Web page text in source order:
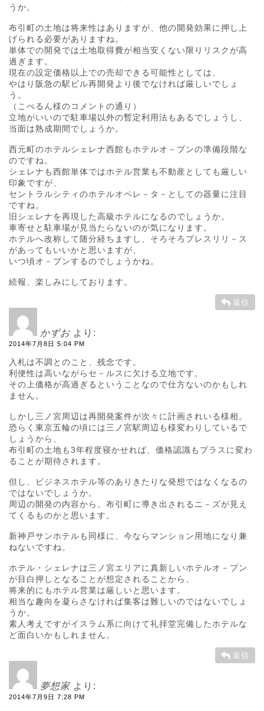
うか。
布引町の土地は将来性はありますが、他の開発効果に押し上
げられる必要がありますね。
単体での開発では土地取得費が相当安くない限りリスクが高
過ぎます。
現在の設定価格以上での売却できる可能性としては、
やはり阪急の駅ビル再開発より後でなければ厳しいでしょ
う。
（こべるん様のコメントの通り）
立地がいいので駐車場以外の暫定利用法もあるでしょうし、
当面は熟成期間でしょうか。
西元町のホテルシェレナ西館もホテルオ－プンの準備段階な
のですね。
シェレナも西館単体ではホテル営業も不動産としても厳しい
印象ですが、
セントラルシティのホテルオペレ－タ－としての器量に注目
ですね。
旧シェレナを再現した高級ホテルになるのでしょうか。
車寄せと駐車場が見当たらないのが気になります。
ホテルへ改称して随分経ちますし、そろそろプレスリリ－ス
があってもいいかと思いますが、
いつ頃オ－プンするのでしょうかね。
続報、楽しみにしております。
返信
かずお より:
2014年7月8日 5:04 PM
入札は不調とのこと、残念です。
利便性は高いながらセ－ルスに欠ける立地です。
その上価格が高過ぎるということなので仕方ないのかもしれ
ません。
しかし三ノ宮周辺は再開発案件が次々に計画されいる様相。
恐らく東京五輪の頃には三ノ宮駅周辺も様変わりしているで
しょうから、
布引町の土地も3年程度寝かせれば、価格認識もプラスに変わ
ることが期待されます。
但し、ビジネスホテル等のありきたりな発想ではなくなるの
ではないでしょうか。
周辺の開発の内容から、布引町に導き出されるニ－ズが見え
てくるものかと思います。
新神戸サンホテルも同様に、今ならマンション用地になり兼
ねないですね。
ホテル・シェレナは三ノ宮エリアに真新しいホテルオ－プン
が目白押しとなることが想定されることから、
将来的にもホテル営業は厳しいと思います。
相当な趣向を凝らさなければ集客は難しいのではないでしょ
うか。
素人考えですがイスラム系に向けて礼拝堂完備したホテルな
ど面白いかもしれません。
返信
夢想家 より:
2014年7月9日 7:28 PM